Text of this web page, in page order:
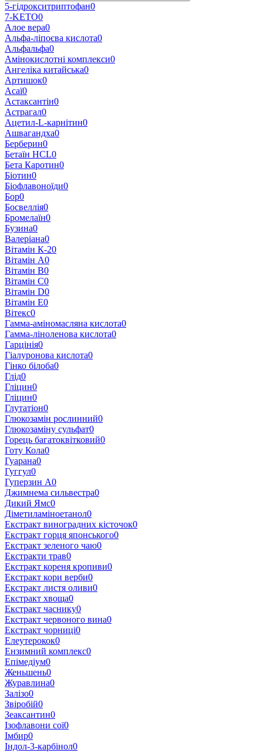
5-гідрокситриптофан0
7-KETO0
Алое вера0
Альфа-ліпоєва кислота0
Альфальфа0
Амінокислотні комплекси0
Ангеліка китайська0
Артишок0
Асаї0
Астаксантін0
Астрагал0
Ацетил-L-карнітин0
Ашвагандха0
Берберин0
Бетаїн HCL0
Бета Каротин0
Біотин0
Біофлавоноїди0
Бор0
Босвеллія0
Бромелаїн0
Бузина0
Валеріана0
Вітамін К-20
Вітамін A0
Вітамін B0
Вітамін C0
Вітамін D0
Вітамін E0
Вітекс0
Гамма-аміномасляна кислота0
Гамма-ліноленова кислота0
Гарцінія0
Гіалуронова кислота0
Гінко білоба0
Глід0
Гліцин0
Гліцин0
Глутатіон0
Глюкозамін рослинний0
Глюкозаміну сульфат0
Горець багатоквітковий0
Готу Кола0
Гуарана0
Гуггул0
Гуперзин А0
Джимнема сильвестра0
Дикий Ямс0
Діметиламіноетанол0
Екстракт виноградних кісточок0
Екстракт горця японського0
Екстракт зеленого чаю0
Екстракти трав0
Екстракт кореня кропиви0
Екстракт кори верби0
Екстракт листя оливи0
Екстракт хвоща0
Екстракт часнику0
Екстракт червоного вина0
Екстракт чорниці0
Елеутерокок0
Ензимний комплекс0
Епімедіум0
Женьшень0
Журавлина0
Залізо0
Звіробій0
Зеаксантин0
Ізофлавони сої0
Імбир0
Індол-3-карбінол0